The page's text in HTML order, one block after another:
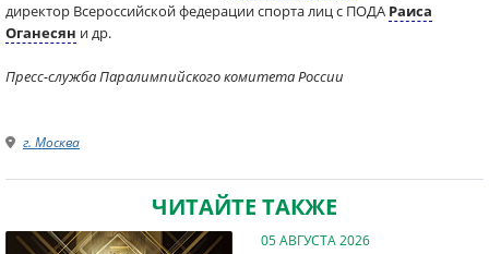
директор Всероссийской федерации спорта лиц с ПОДА Раиса
Оганесян и др.
Пресс-служба Паралимпийского комитета России
г. Москва
ЧИТАЙТЕ ТАКЖЕ
05 АВГУСТА 2026